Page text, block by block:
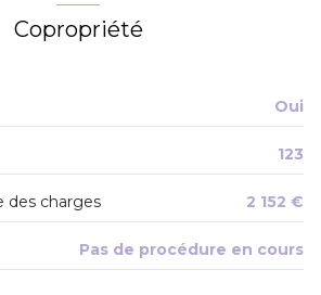
Copropriété
Oui
123
des charges 2 152 €
Pas de procédure en cours